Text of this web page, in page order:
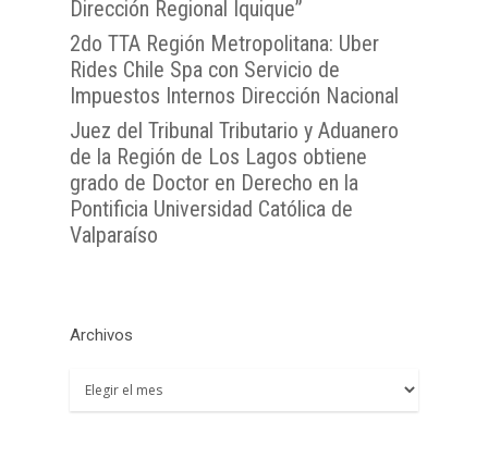
Dirección Regional Iquique”
2do TTA Región Metropolitana: Uber
Rides Chile Spa con Servicio de
Impuestos Internos Dirección Nacional
Juez del Tribunal Tributario y Aduanero
de la Región de Los Lagos obtiene
grado de Doctor en Derecho en la
Pontificia Universidad Católica de
Valparaíso
Archivos
Archivos
TTA de la Región de
TTA de la Región de
Coquimbo
TTA de la Región del
Libertador General
O`Higgins
TTA de la Región del
Araucanía
TTA de la Región de
TTA de la Región de
Lagos
TTA de la Región de
del General Carlos
08:00 a 17:00